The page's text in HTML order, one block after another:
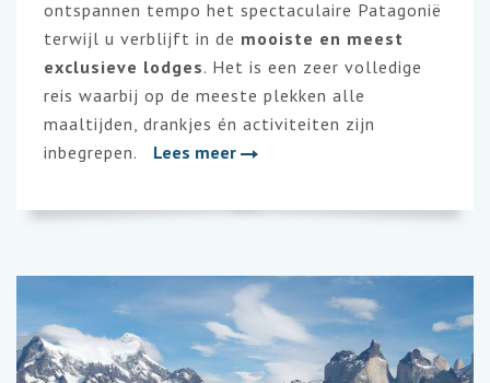
ontspannen tempo het spectaculaire Patagonië
terwijl u verblijft in de mooiste en meest
exclusieve lodges. Het is een zeer volledige
reis waarbij op de meeste plekken alle
maaltijden, drankjes én activiteiten zijn
inbegrepen.
Lees meer